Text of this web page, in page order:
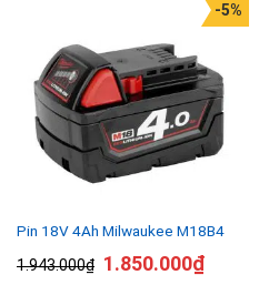
Pin 18V 4Ah Milwaukee M18B4
1.943.000₫
-5%
1.850.000₫